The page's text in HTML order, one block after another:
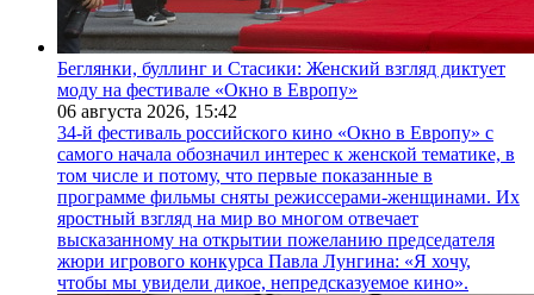
Беглянки, буллинг и Стасики: Женский взгляд диктует
моду на фестивале «Окно в Европу»
06 августа 2026, 15:42
34-й фестиваль российского кино «Окно в Европу» с
самого начала обозначил интерес к женской тематике, в
том числе и потому, что первые показанные в
программе фильмы сняты режиссерами-женщинами. Их
яростный взгляд на мир во многом отвечает
высказанному на открытии пожеланию председателя
жюри игрового конкурса Павла Лунгина: «Я хочу,
чтобы мы увидели дикое, непредсказуемое кино».